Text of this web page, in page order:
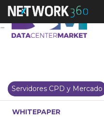
Servidores CPD y Mercado
WHITEPAPER